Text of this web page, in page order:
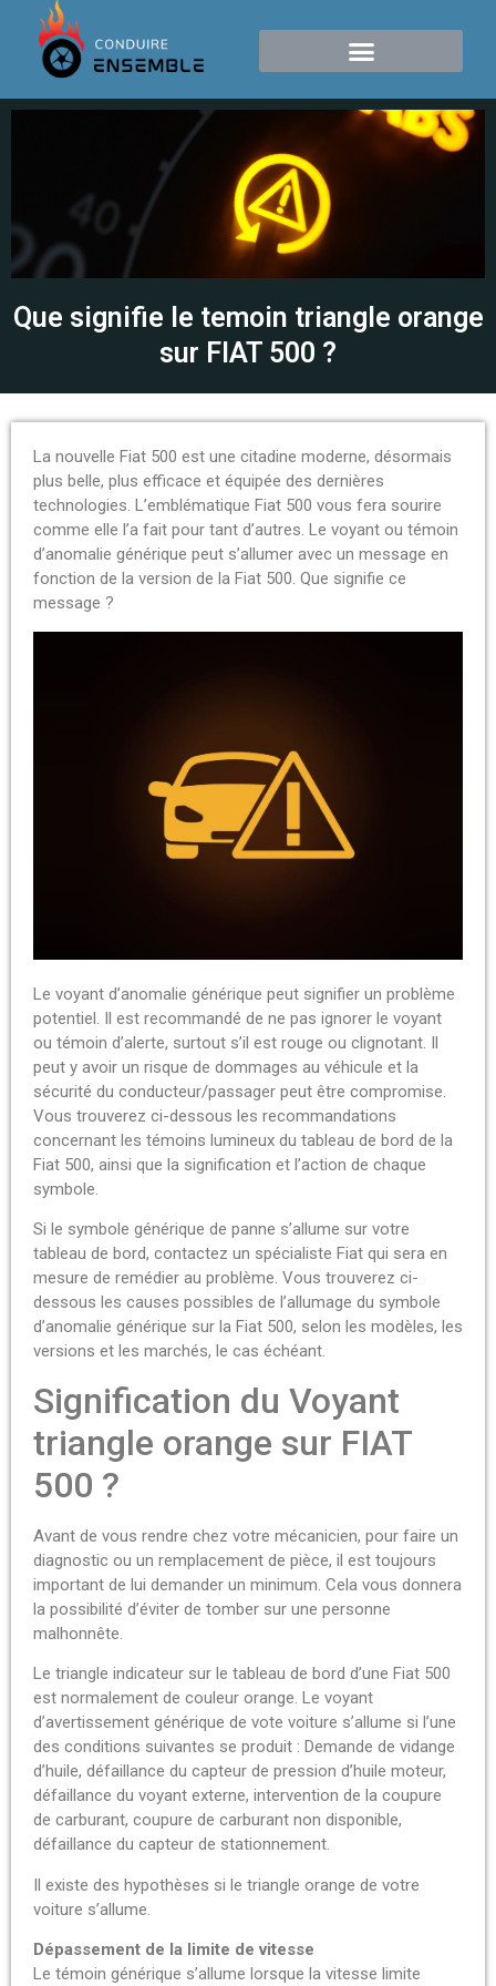
Que signifie le temoin triangle orange
sur FIAT 500 ?
La nouvelle Fiat 500 est une citadine moderne, désormais
plus belle, plus efficace et équipée des dernières
technologies. L’emblématique Fiat 500 vous fera sourire
comme elle l’a fait pour tant d’autres. Le voyant ou témoin
d’anomalie générique peut s’allumer avec un message en
fonction de la version de la Fiat 500. Que signifie ce
message ?
Le voyant d’anomalie générique peut signifier un problème
potentiel. Il est recommandé de ne pas ignorer le voyant
ou témoin d’alerte, surtout s’il est rouge ou clignotant. Il
peut y avoir un risque de dommages au véhicule et la
sécurité du conducteur/passager peut être compromise.
Vous trouverez ci-dessous les recommandations
concernant les témoins lumineux du tableau de bord de la
Fiat 500, ainsi que la signification et l’action de chaque
symbole.
Si le symbole générique de panne s’allume sur votre
tableau de bord, contactez un spécialiste Fiat qui sera en
mesure de remédier au problème. Vous trouverez ci-
dessous les causes possibles de l’allumage du symbole
d’anomalie générique sur la Fiat 500, selon les modèles, les
versions et les marchés, le cas échéant.
Signification du Voyant
triangle orange sur FIAT
500 ?
Avant de vous rendre chez votre mécanicien, pour faire un
diagnostic ou un remplacement de pièce, il est toujours
important de lui demander un minimum. Cela vous donnera
la possibilité d’éviter de tomber sur une personne
malhonnête.
Le triangle indicateur sur le tableau de bord d’une Fiat 500
est normalement de couleur orange. Le voyant
d’avertissement générique de vote voiture s’allume si l’une
des conditions suivantes se produit : Demande de vidange
d’huile, défaillance du capteur de pression d’huile moteur,
défaillance du voyant externe, intervention de la coupure
de carburant, coupure de carburant non disponible,
défaillance du capteur de stationnement.
Il existe des hypothèses si le triangle orange de votre
voiture s’allume.
Dépassement de la limite de vitesse
Le témoin générique s’allume lorsque la vitesse limite